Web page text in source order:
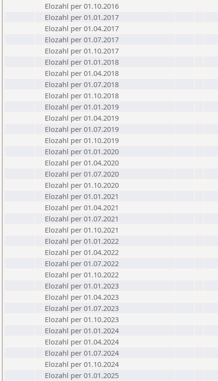
Elozahl per 01.10.2016
Elozahl per 01.01.2017
Elozahl per 01.04.2017
Elozahl per 01.07.2017
Elozahl per 01.10.2017
Elozahl per 01.01.2018
Elozahl per 01.04.2018
Elozahl per 01.07.2018
Elozahl per 01.10.2018
Elozahl per 01.01.2019
Elozahl per 01.04.2019
Elozahl per 01.07.2019
Elozahl per 01.10.2019
Elozahl per 01.01.2020
Elozahl per 01.04.2020
Elozahl per 01.07.2020
Elozahl per 01.10.2020
Elozahl per 01.01.2021
Elozahl per 01.04.2021
Elozahl per 01.07.2021
Elozahl per 01.10.2021
Elozahl per 01.01.2022
Elozahl per 01.04.2022
Elozahl per 01.07.2022
Elozahl per 01.10.2022
Elozahl per 01.01.2023
Elozahl per 01.04.2023
Elozahl per 01.07.2023
Elozahl per 01.10.2023
Elozahl per 01.01.2024
Elozahl per 01.04.2024
Elozahl per 01.07.2024
Elozahl per 01.10.2024
Elozahl per 01.01.2025